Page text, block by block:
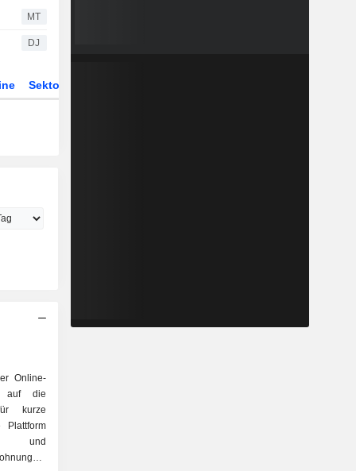
MT
DJ
Sektor
Online-
auf die
kurze
Plattform
und